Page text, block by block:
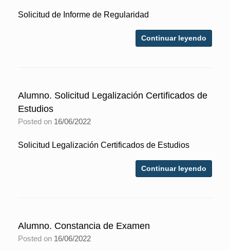
Solicitud de Informe de Regularidad
Continuar leyendo
Alumno. Solicitud Legalización Certificados de
Estudios
Posted on 16/06/2022
Solicitud Legalización Certificados de Estudios
Continuar leyendo
Alumno. Constancia de Examen
Posted on 16/06/2022